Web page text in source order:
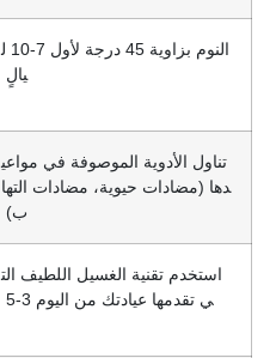
النوم بزاوية 45 درجة لأول 7-10 ل
يالٍ
تناول الأدوية الموصوفة في مواعي
دها (مضادات حيوية، مضادات التها
ب)
استخدم تقنية الغسيل اللطيف الت
ي تقدمها عيادتك من اليوم 3-5